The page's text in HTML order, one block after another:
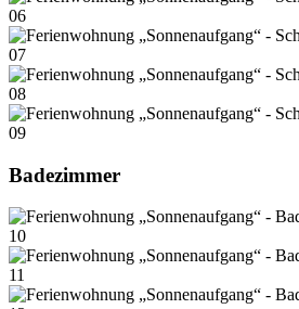
06
07
08
09
Badezimmer
10
11